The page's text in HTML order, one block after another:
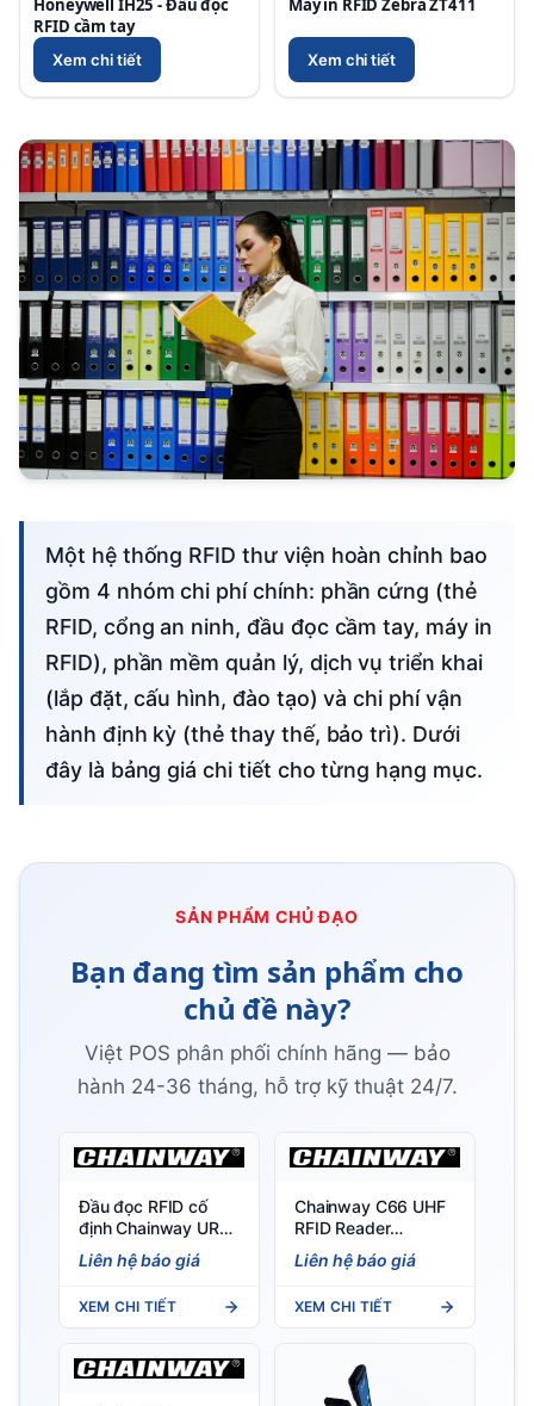
Honeywell IH25 - Đầu đọc
RFID cầm tay
Xem chi tiết
Máy in RFID Zebra ZT411
Xem chi tiết
Một hệ thống RFID thư viện hoàn chỉnh bao
gồm 4 nhóm chi phí chính: phần cứng (thẻ
RFID, cổng an ninh, đầu đọc cầm tay, máy in
RFID), phần mềm quản lý, dịch vụ triển khai
(lắp đặt, cấu hình, đào tạo) và chi phí vận
hành định kỳ (thẻ thay thế, bảo trì). Dưới
đây là bảng giá chi tiết cho từng hạng mục.
SẢN PHẨM CHỦ ĐẠO
Bạn đang tìm sản phẩm cho
chủ đề này?
Việt POS phân phối chính hãng — bảo
hành 24-36 tháng, hỗ trợ kỹ thuật 24/7.
Đầu đọc RFID cố
định Chainway UR1A
– Tích hợp anten,
hiệu năng UHF vượt
Liên hệ báo giá
XEM CHI TIẾT
Chainway C66 UHF
RFID Reader
(Android 11/13) –
Đầu đọc RFID UHF
Liên hệ báo giá
XEM CHI TIẾT